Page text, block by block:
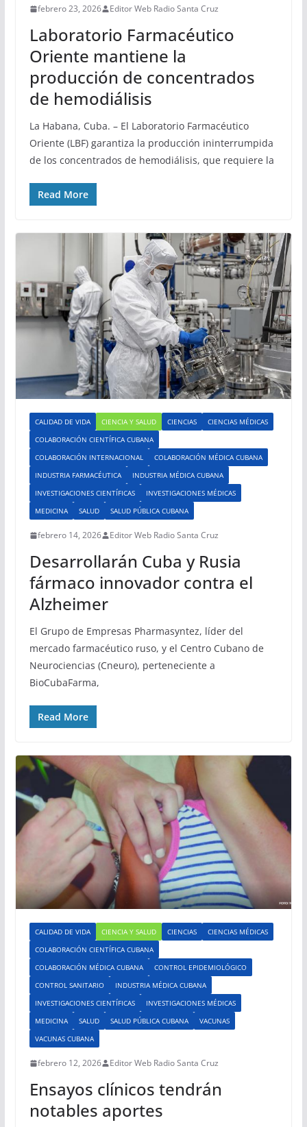
febrero 23, 2026 Editor Web Radio Santa Cruz
Laboratorio Farmacéutico
Oriente mantiene la
producción de concentrados
de hemodiálisis
La Habana, Cuba. – El Laboratorio Farmacéutico
Oriente (LBF) garantiza la producción ininterrumpida
de los concentrados de hemodiálisis, que requiere la
Read More
CALIDAD DE VIDA CIENCIA Y SALUD CIENCIAS
CIENCIAS MÉDICAS
COLABORACIÓN CIENTÍFICA CUBANA
COLABORACIÓN INTERNACIONAL
COLABORACIÓN MÉDICA CUBANA
INDUSTRIA FARMACÉUTICA
INDUSTRIA MÉDICA CUBANA
INVESTIGACIONES CIENTÍFICAS
INVESTIGACIONES MÉDICAS
MEDICINA
SALUD SALUD PÚBLICA CUBANA
febrero 14, 2026 Editor Web Radio Santa Cruz
Desarrollarán Cuba y Rusia
fármaco innovador contra el
Alzheimer
El Grupo de Empresas Pharmasyntez, líder del
mercado farmacéutico ruso, y el Centro Cubano de
Neurociencias (Cneuro), perteneciente a
BioCubaFarma,
Read More
CALIDAD DE VIDA CIENCIA Y SALUD CIENCIAS
CIENCIAS MÉDICAS
COLABORACIÓN CIENTÍFICA CUBANA
COLABORACIÓN MÉDICA CUBANA
CONTROL EPIDEMIOLÓGICO
CONTROL SANITARIO
INDUSTRIA MÉDICA CUBANA
INVESTIGACIONES CIENTÍFICAS
INVESTIGACIONES MÉDICAS
MEDICINA
SALUD SALUD PÚBLICA CUBANA
VACUNAS
VACUNAS CUBANA
febrero 12, 2026 Editor Web Radio Santa Cruz
Ensayos clínicos tendrán
notables aportes